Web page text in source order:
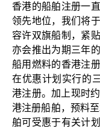
香港的船舶注册一
领先地位，我们将
容许双旗船制，紧
亦会推出为期三年
船用燃料的香港注
在优惠计划实行的
港注册。加上现时
港注册船舶，预料
舶可受惠于有关计